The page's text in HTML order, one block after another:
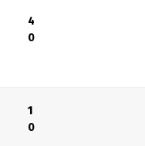
4
0
1
0